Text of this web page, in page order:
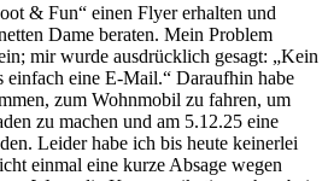
& Fun“ einen Flyer erhalten und
Dame beraten. Mein Problem
mir wurde ausdrücklich gesagt: „Kein
einfach eine E-Mail.“ Daraufhin habe
zum Wohnmobil zu fahren, um
zu machen und am 5.12.25 eine
Leider habe ich bis heute keinerlei
einmal eine kurze Absage wegen